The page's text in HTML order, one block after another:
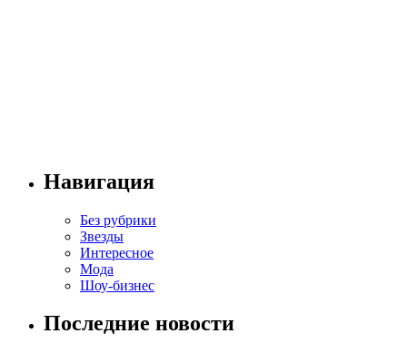
Навигация
Без рубрики
Звезды
Интересное
Мода
Шоу-бизнес
Последние новости